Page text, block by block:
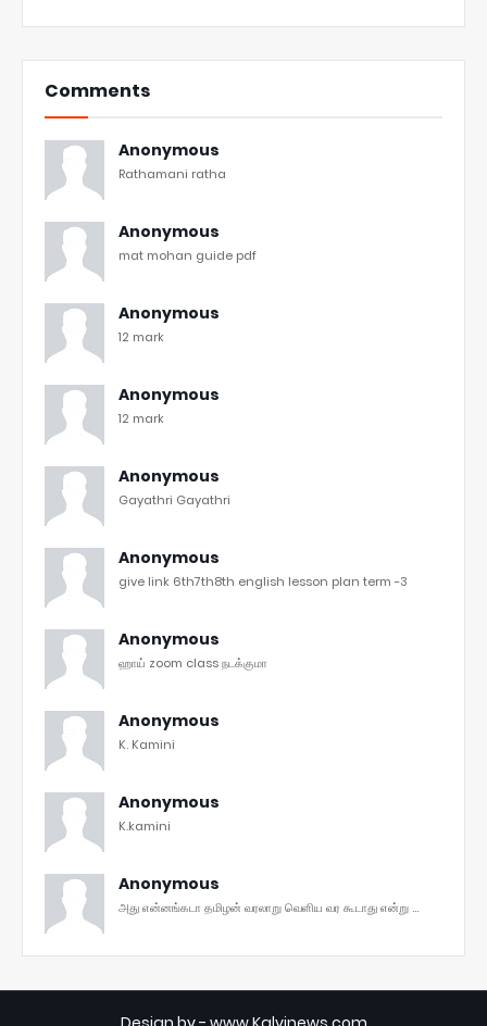
Comments
Anonymous
Rathamani ratha
Anonymous
mat mohan guide pdf
Anonymous
12 mark
Anonymous
12 mark
Anonymous
Gayathri Gayathri
Anonymous
give link 6th7th8th english lesson plan term -3
Anonymous
ஹாய் zoom class நடக்குமா
Anonymous
K. Kamini
Anonymous
K.kamini
Anonymous
அது என்னங்கடா தமிழன் வரலாறு வெளிய வர கூடாது என்று ...